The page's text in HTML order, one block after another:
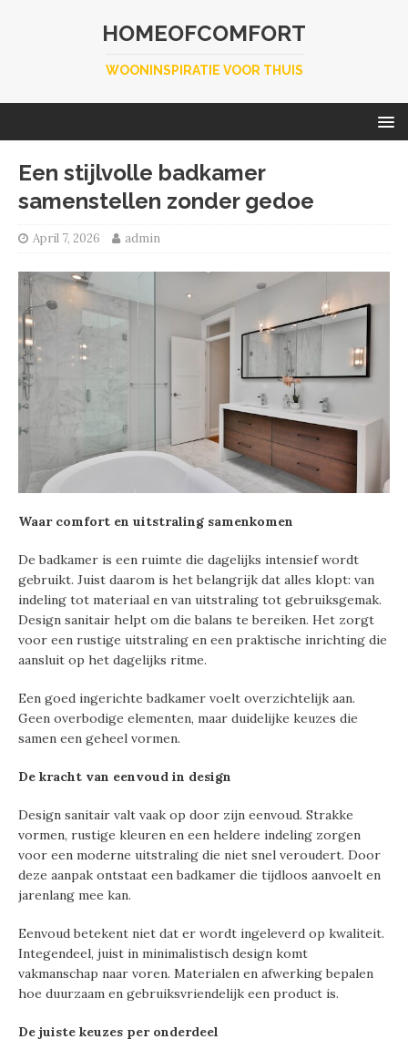
HOMEOFCOMFORT
WOONINSPIRATIE VOOR THUIS
Een stijlvolle badkamer
samenstellen zonder gedoe
April 7, 2026 admin
Waar comfort en uitstraling samenkomen
De badkamer is een ruimte die dagelijks intensief wordt
gebruikt. Juist daarom is het belangrijk dat alles klopt: van
indeling tot materiaal en van uitstraling tot gebruiksgemak.
Design sanitair helpt om die balans te bereiken. Het zorgt
voor een rustige uitstraling en een praktische inrichting die
aansluit op het dagelijks ritme.
Een goed ingerichte badkamer voelt overzichtelijk aan.
Geen overbodige elementen, maar duidelijke keuzes die
samen een geheel vormen.
De kracht van eenvoud in design
Design sanitair valt vaak op door zijn eenvoud. Strakke
vormen, rustige kleuren en een heldere indeling zorgen
voor een moderne uitstraling die niet snel veroudert. Door
deze aanpak ontstaat een badkamer die tijdloos aanvoelt en
jarenlang mee kan.
Eenvoud betekent niet dat er wordt ingeleverd op kwaliteit.
Integendeel, juist in minimalistisch design komt
vakmanschap naar voren. Materialen en afwerking bepalen
hoe duurzaam en gebruiksvriendelijk een product is.
De juiste keuzes per onderdeel